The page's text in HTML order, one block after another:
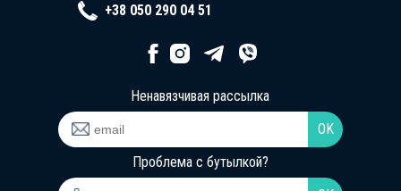
+38 050 290 04 51
Ненавязчивая рассылка
Проблема с бутылкой?